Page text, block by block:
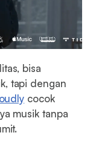
bisa
tapi dengan
cocok
musik tanpa